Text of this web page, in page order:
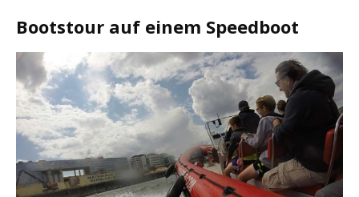
Bootstour auf einem Speedboot